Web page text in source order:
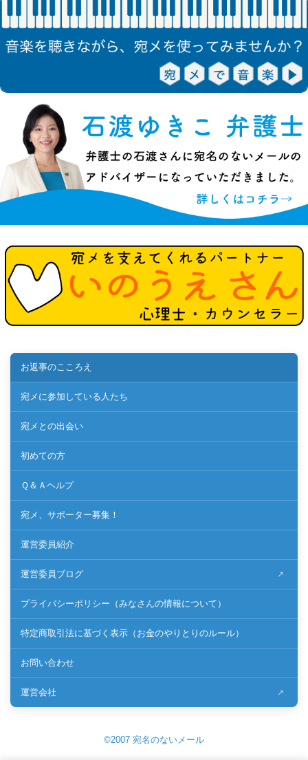
お返事のこころえ
宛メに参加している人たち
宛メとの出会い
初めての方
Ｑ＆Ａヘルプ
宛メ、サポーター募集！
運営委員紹介
運営委員ブログ
プライバシーポリシー（みなさんの情報について）
特定商取引法に基づく表示（お金のやりとりのルール）
お問い合わせ
運営会社
©2007 宛名のないメール